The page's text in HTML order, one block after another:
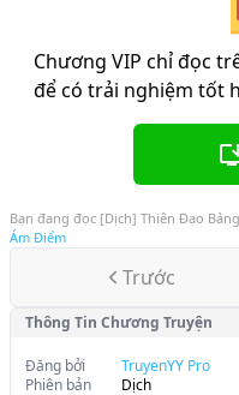
Chương VIP chỉ đọc
để có trải nghiệm tốt
Bạn đang đọc [Dịch] Thiên Đạo
Ám Điểm
Trước
Thông Tin Chương Truyện
Đăng bởi
TruyenYY Pro
Phiên bản
Dịch